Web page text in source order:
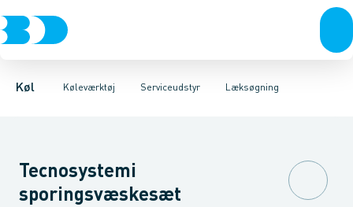
Køl Køleværktøj
KompressorerKondenseringsaggregaterFordampere
Serviceudstyr
Måleinstrumenter ServiceudstyrVærktøjLæksøgning
LæksøgningMagnetisk udstyrReduktionsventiler
Tecnosystemi
sporingsvæskesæt